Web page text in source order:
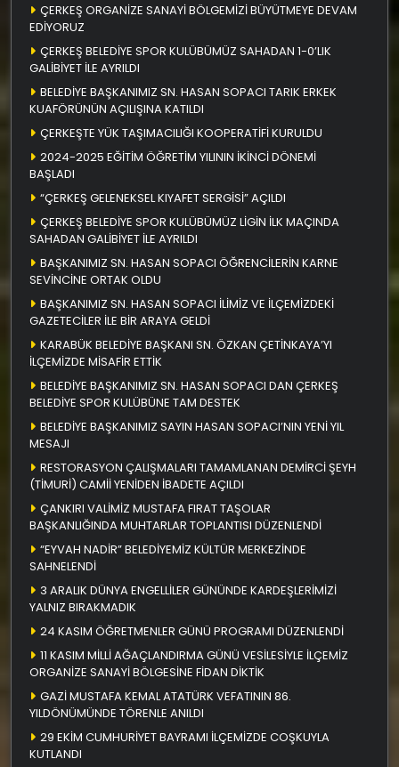
ÇERKEŞ ORGANİZE SANAYİ BÖLGEMİZİ BÜYÜTMEYE DEVAM
EDİYORUZ
ÇERKEŞ BELEDİYE SPOR KULÜBÜMÜZ SAHADAN 1-0’LIK
GALİBİYET İLE AYRILDI
BELEDİYE BAŞKANIMIZ SN. HASAN SOPACI TARIK ERKEK
KUAFÖRÜNÜN AÇILIŞINA KATILDI
ÇERKEŞTE YÜK TAŞIMACILIĞI KOOPERATİFİ KURULDU
2024-2025 EĞİTİM ÖĞRETİM YILININ İKİNCİ DÖNEMİ
BAŞLADI
“ÇERKEŞ GELENEKSEL KIYAFET SERGİSİ” AÇILDI
ÇERKEŞ BELEDİYE SPOR KULÜBÜMÜZ LİGİN İLK MAÇINDA
SAHADAN GALİBİYET İLE AYRILDI
BAŞKANIMIZ SN. HASAN SOPACI ÖĞRENCİLERİN KARNE
SEVİNCİNE ORTAK OLDU
BAŞKANIMIZ SN. HASAN SOPACI İLİMİZ VE İLÇEMİZDEKİ
GAZETECİLER İLE BİR ARAYA GELDİ
KARABÜK BELEDİYE BAŞKANI SN. ÖZKAN ÇETİNKAYA’YI
İLÇEMİZDE MİSAFİR ETTİK
BELEDİYE BAŞKANIMIZ SN. HASAN SOPACI DAN ÇERKEŞ
BELEDİYE SPOR KULÜBÜNE TAM DESTEK
BELEDİYE BAŞKANIMIZ SAYIN HASAN SOPACI’NIN YENİ YIL
MESAJI
RESTORASYON ÇALIŞMALARI TAMAMLANAN DEMİRCİ ŞEYH
(TİMURİ) CAMİİ YENİDEN İBADETE AÇILDI
ÇANKIRI VALİMİZ MUSTAFA FIRAT TAŞOLAR
BAŞKANLIĞINDA MUHTARLAR TOPLANTISI DÜZENLENDİ
“EYVAH NADİR” BELEDİYEMİZ KÜLTÜR MERKEZİNDE
SAHNELENDİ
3 ARALIK DÜNYA ENGELLİLER GÜNÜNDE KARDEŞLERİMİZİ
YALNIZ BIRAKMADIK
24 KASIM ÖĞRETMENLER GÜNÜ PROGRAMI DÜZENLENDİ
11 KASIM MİLLİ AĞAÇLANDIRMA GÜNÜ VESİLESİYLE İLÇEMİZ
ORGANİZE SANAYİ BÖLGESİNE FİDAN DİKTİK
GAZİ MUSTAFA KEMAL ATATÜRK VEFATININ 86.
YILDÖNÜMÜNDE TÖRENLE ANILDI
29 EKİM CUMHURİYET BAYRAMI İLÇEMİZDE COŞKUYLA
KUTLANDI